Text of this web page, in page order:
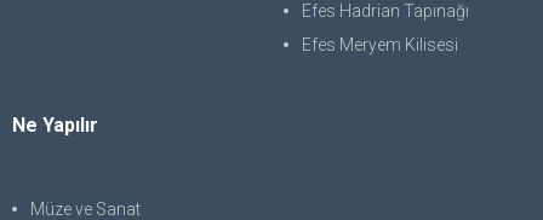
Efes Hadrian Tapınağı
Efes Meryem Kilisesi
Ne Yapılır
Müze ve Sanat